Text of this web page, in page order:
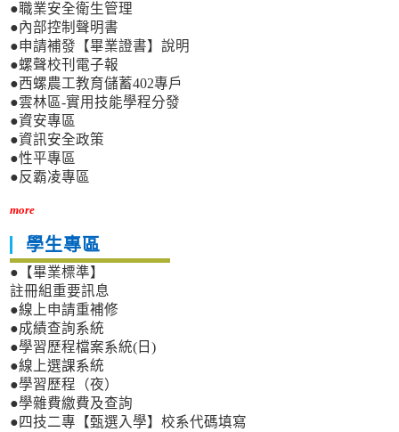
●職業安全衛生管理
●內部控制聲明書
●申請補發【畢業證書】說明
●螺聲校刊電子報
●西螺農工教育儲蓄402專戶
●雲林區-實用技能學程分發
●資安專區
●資訊安全政策
●性平專區
●反霸凌專區
more
學生專區
●【畢業標準】
註冊組重要訊息
●線上申請重補修
●成績查詢系統
●學習歷程檔案系統(日)
●線上選課系統
●學習歷程（夜）
●學雜費繳費及查詢
●四技二專【甄選入學】校系代碼填寫